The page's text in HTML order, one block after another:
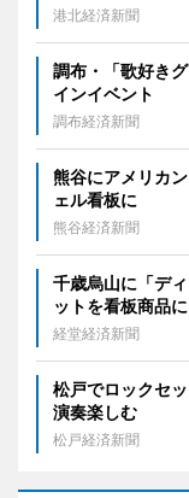
港北経済新聞
調布・「歌好き
インイベント
調布経済新聞
熊谷にアメリカ
ェル看板に
熊谷経済新聞
千歳烏山に「デ
ットを看板商品に
経堂経済新聞
松戸でロックセ
演奏楽しむ
松戸経済新聞